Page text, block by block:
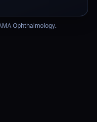
Ophthalmology.